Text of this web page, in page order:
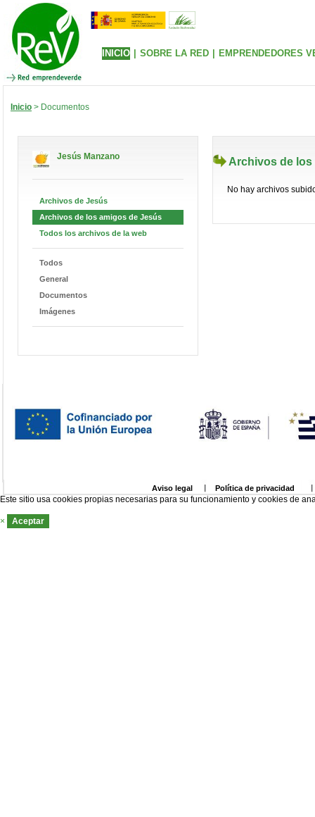
INICIO SOBRE LA RED EMPRENDEDORES
Inicio > Documentos
Jesús Manzano
Archivos de Jesús
Archivos de los amigos de Jesús
Todos los archivos de la web
Todos
General
Documentos
Imágenes
Archivos de
No hay archivos
Aviso legal Política de privacidad
Este sitio usa cookies propias necesarias para su funcionamiento y cookies de
× Aceptar